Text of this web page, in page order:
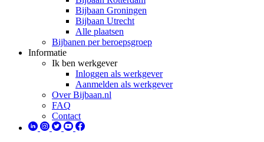
Bijbaan Groningen
Bijbaan Utrecht
Alle plaatsen
Bijbanen per beroepsgroep
Informatie
Ik ben werkgever
Inloggen als werkgever
Aanmelden als werkgever
Over Bijbaan.nl
FAQ
Contact